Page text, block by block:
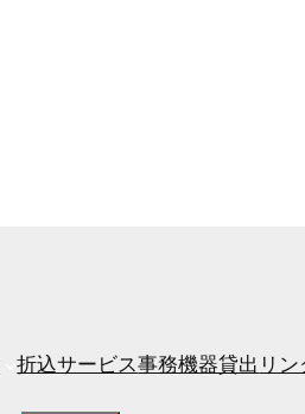
折込サービス事務機器貸出 リ